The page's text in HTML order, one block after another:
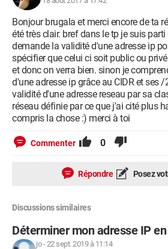
Bonjour brugala et merci encore de ta
été très clair. bref dans le tp je suis
demande la validité d'une adresse ip
spécifier que celui ci soit public ou
et donc on verra bien. sinon je
d'une adresse ip grâce au CIDR et ses
validité d'une adresse reseau par sa
réseau définie par ce que j'ai cité plus
compris la chose :) merci à toi
Commenter 0
Répondre Posez
Discussions similaires
Déterminer mon adresse IP en
jo-22 sept. 2019 à 11:14